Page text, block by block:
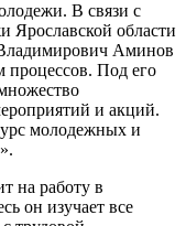
В связи с
Ярославской области
Аминов
процессов. Под его
и акций.
молодежных и
на работу в
он изучает все